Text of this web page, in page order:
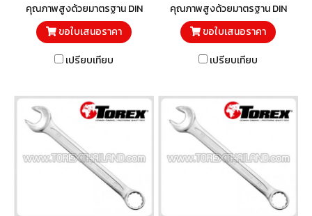
คุณภาพสูงด้วยมาตรฐาน DIN
3113 และวัสดุโครมวานาเดียม
ขอใบเสนอราคา
เปรียบเทียบ
คุณภาพสูงด้วยมาตรฐาน DIN
3113 และวัสดุโครมวานาเดียม
ขอใบเสนอราคา
เปรียบเทียบ